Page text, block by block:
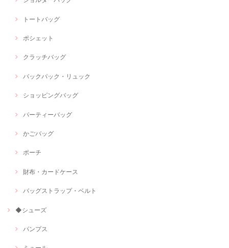
トートバッグ
ポシェット
クラッチバッグ
バックパック・リュック
ショッピングバッグ
パーティーバッグ
かごバッグ
ポーチ
財布・カードケース
バッグストラップ・ベルト
◆シューズ
パンプス